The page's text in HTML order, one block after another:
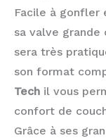
Facile à gonfler
sa valve
sera très
son format
Tech il vous
confort de
Grâce à ses